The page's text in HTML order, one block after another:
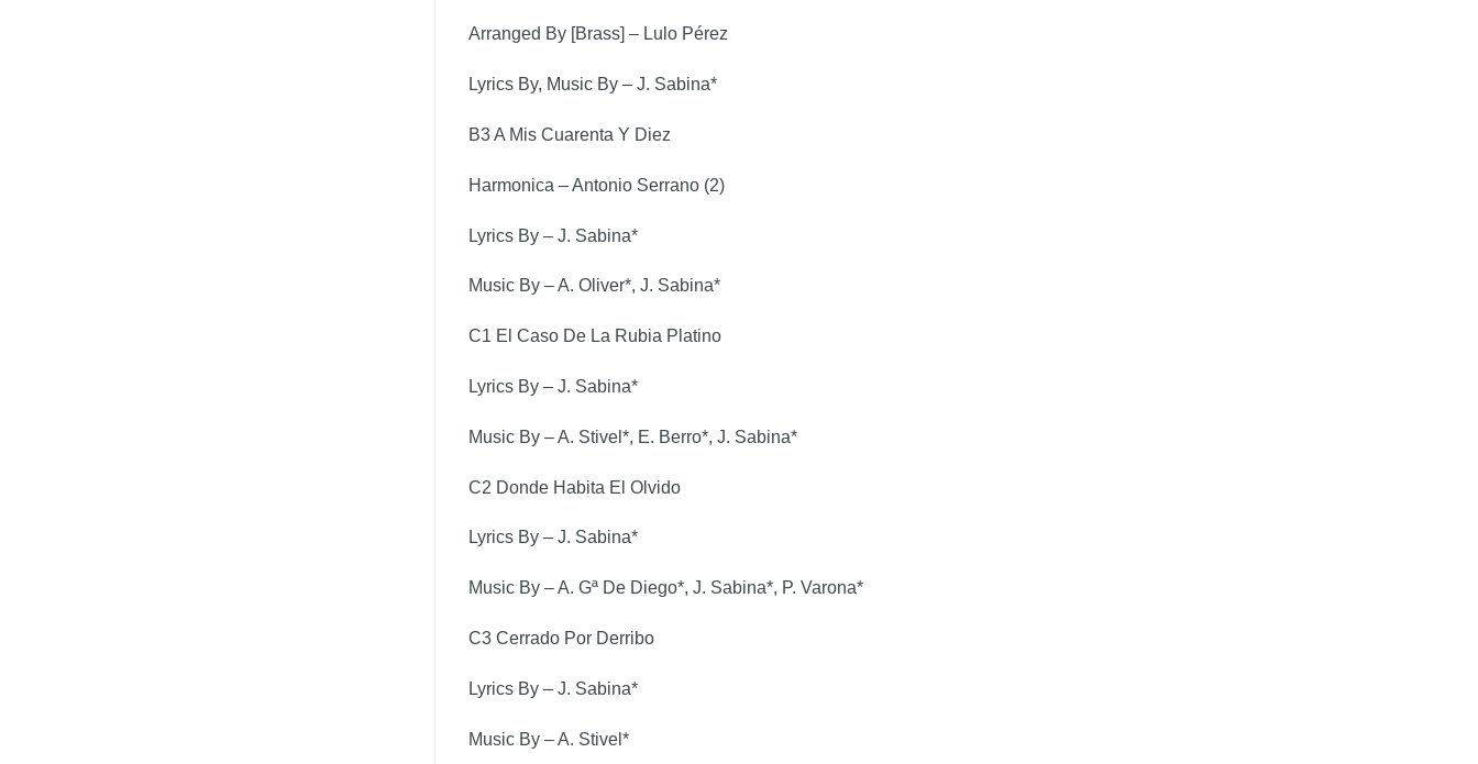
Arranged By [Brass] – Lulo Pérez
Lyrics By, Music By – J. Sabina*
B3 A Mis Cuarenta Y Diez
Harmonica – Antonio Serrano (2)
Lyrics By – J. Sabina*
Music By – A. Oliver*, J. Sabina*
C1 El Caso De La Rubia Platino
Lyrics By – J. Sabina*
Music By – A. Stivel*, E. Berro*, J. Sabina*
C2 Donde Habita El Olvido
Lyrics By – J. Sabina*
Music By – A. Gª De Diego*, J. Sabina*, P. Varona*
C3 Cerrado Por Derribo
Lyrics By – J. Sabina*
Music By – A. Stivel*